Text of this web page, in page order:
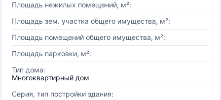
Площадь нежилых помещений, м²:
Площадь зем. участка общего имущества, м²:
Площадь помещений общего имущества, м²:
Площадь парковки, м²:
Тип дома:
Многоквартирный дом
Серия, тип постройки здания: